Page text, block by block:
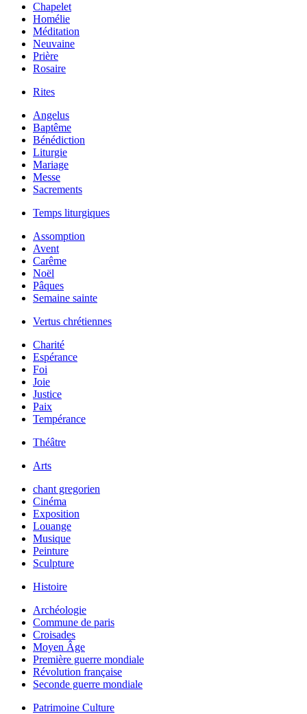
Chapelet
Homélie
Méditation
Neuvaine
Prière
Rosaire
Rites
Angelus
Baptême
Bénédiction
Liturgie
Mariage
Messe
Sacrements
Temps liturgiques
Assomption
Avent
Carême
Noël
Pâques
Semaine sainte
Vertus chrétiennes
Charité
Espérance
Foi
Joie
Justice
Paix
Tempérance
Théâtre
Arts
chant gregorien
Cinéma
Exposition
Louange
Musique
Peinture
Sculpture
Histoire
Archéologie
Commune de paris
Croisades
Moyen Âge
Première guerre mondiale
Révolution française
Seconde guerre mondiale
Patrimoine Culture